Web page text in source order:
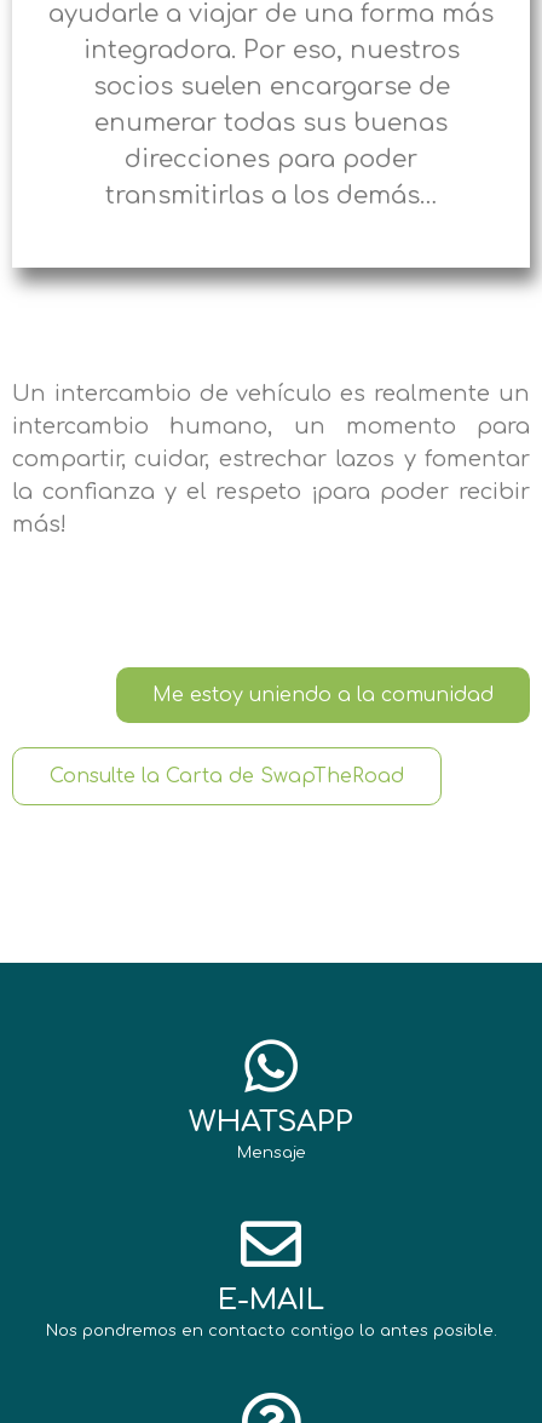
ayudarle a viajar de una forma más
integradora. Por eso, nuestros
socios suelen encargarse de
enumerar todas sus buenas
direcciones para poder
transmitirlas a los demás…
Un intercambio de vehículo es realmente un
intercambio humano, un momento para
compartir, cuidar, estrechar lazos y fomentar
la confianza y el respeto ¡para poder recibir
más!
Me estoy uniendo a la comunidad
Consulte la Carta de SwapTheRoad
WHATSAPP
Mensaje
E-MAIL
Nos pondremos en contacto contigo lo antes posible.